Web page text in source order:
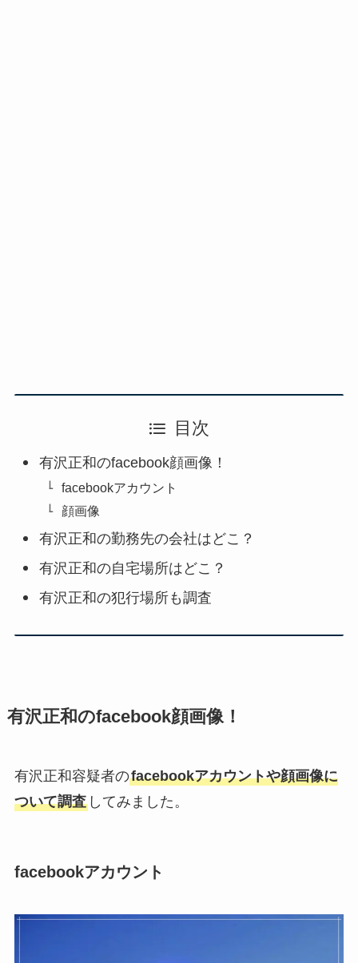
目次
有沢正和のfacebook顔画像！
facebookアカウント
顔画像
有沢正和の勤務先の会社はどこ？
有沢正和の自宅場所はどこ？
有沢正和の犯行場所も調査
有沢正和のfacebook顔画像！
有沢正和容疑者のfacebookアカウントや顔画像に
ついて調査してみました。
facebookアカウント